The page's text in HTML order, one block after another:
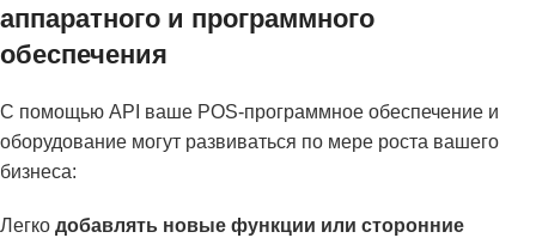
аппаратного и программного
обеспечения
С помощью API ваше POS-программное обеспечение и
оборудование могут развиваться по мере роста вашего
бизнеса:
Легко добавлять новые функции или сторонние